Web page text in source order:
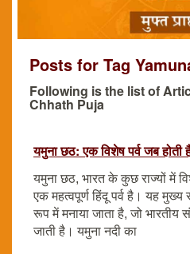
Posts for Tag
Following is the list of
Chhath Puja
यमुना छठ: एक विशेष पर्व जब होती
यमुना छठ, भारत के कुछ राज्यों में
एक महत्वपूर्ण हिंदू पर्व है। यह
रूप में मनाया जाता है, जो भारतीय
जाती है। यमुना नदी का